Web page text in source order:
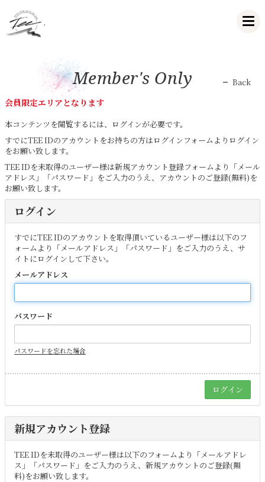
Member's Only Back
会員限定エリアとなります
本コンテンツを閲覧するには、ログインが必要です。
すでにTEE IDのアカウントをお持ちの方はログインフォームよりログイン
をお願い致します。
TEE IDを未取得のユーザー様は新規アカウント登録フォームより「メール
アドレス」「パスワード」をご入力のうえ、アカウントのご登録(無料)を
お願い致します。
ログイン
すでにTEE IDのアカウントを取得頂いているユーザー様は以下のフ
ォームより「メールアドレス」「パスワード」をご入力のうえ、サ
イトにログインして下さい。
メールアドレス
パスワード
パスワードを忘れた場合
新規アカウント登録
TEE IDを未取得のユーザー様は以下のフォームより「メールアドレ
ス」「パスワード」をご入力のうえ、新規アカウントのご登録(無
料)をお願い致します。